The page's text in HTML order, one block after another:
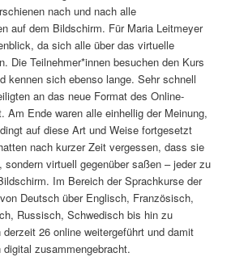
nach und nach alle
auf dem Bildschirm. Für Maria Leitmeyer
da sich alle über das virtuelle
Die Teilnehmer*innen besuchen den Kurs
kennen sich ebenso lange. Sehr schnell
an das neue Format des Online-
Am Ende waren alle einhellig der Meinung,
auf diese Art und Weise fortgesetzt
nach kurzer Zeit vergessen, dass sie
virtuell gegenüber saßen – jeder zu
Im Bereich der Sprachkurse der
Deutsch über Englisch, Französisch,
Russisch, Schwedisch bis hin zu
26 online weitergeführt und damit
zusammengebracht.